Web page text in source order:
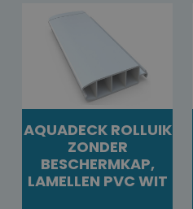
AQUADECK ROLLUIK
ZONDER
BESCHERMKAP,
LAMELLEN PVC WIT